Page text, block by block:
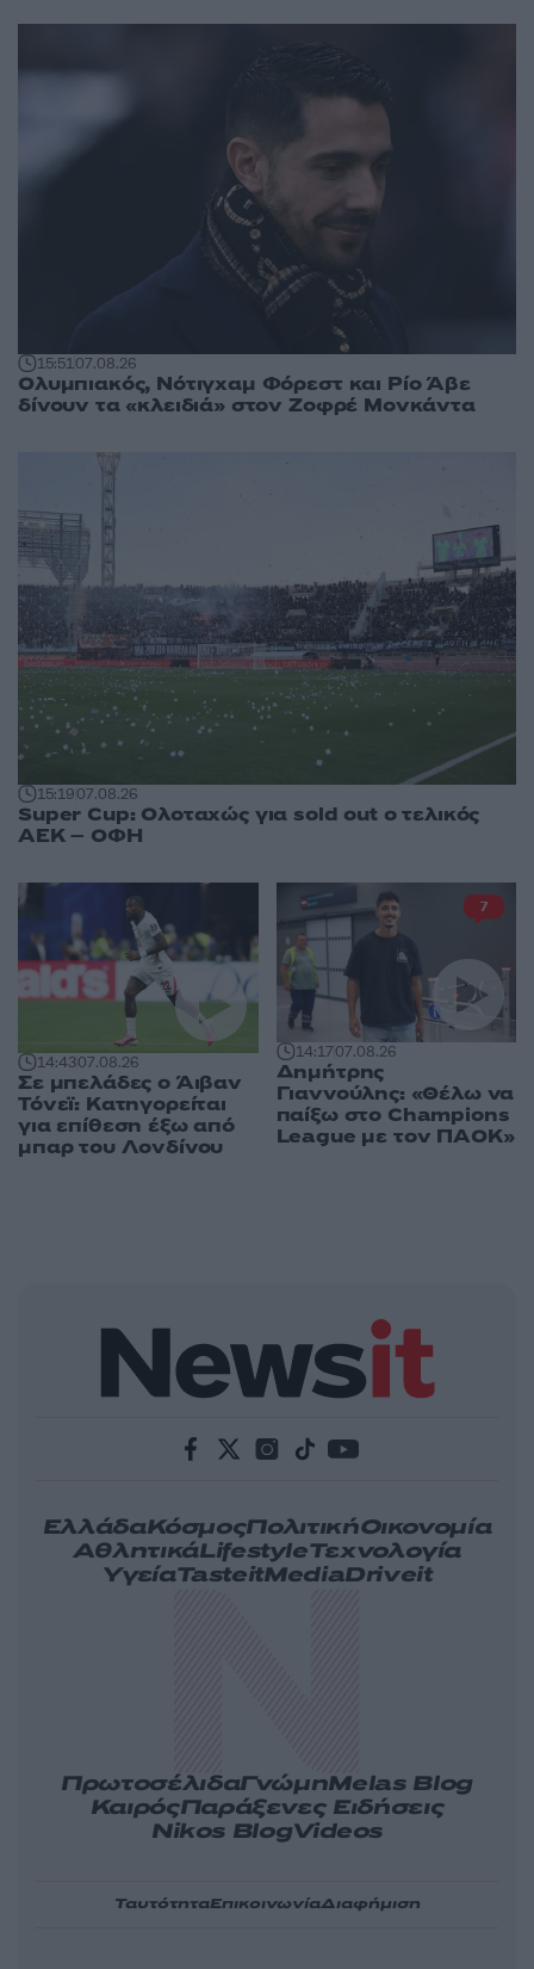
15:5107.08.26
Ολυμπιακός, Νότιγχαμ Φόρεστ και Ρίο Άβε
δίνουν τα «κλειδιά» στον Ζοφρέ Μονκάντα
15:1907.08.26
Super Cup: Ολοταχώς για sold out ο τελικός
ΑΕΚ – ΟΦΗ
14:4307.08.26
Σε μπελάδες ο Άιβαν
Τόνεϊ: Κατηγορείται
για επίθεση έξω από
μπαρ του Λονδίνου
14:1707.08.26
Δημήτρης
Γιαννούλης: «Θέλω να
παίξω στο Champions
League με τον ΠΑΟΚ»
7
ΕλλάδαΚόσμοςΠολιτικήΟικονομία
ΑθλητικάLifestyleΤεχνολογία
ΥγείαTasteitMediaDriveit
ΠρωτοσέλιδαΓνώμηMelas Blog
ΚαιρόςΠαράξενες Ειδήσεις
Nikos BlogVideos
ΤαυτότηταΕπικοινωνίαΔιαφήμιση